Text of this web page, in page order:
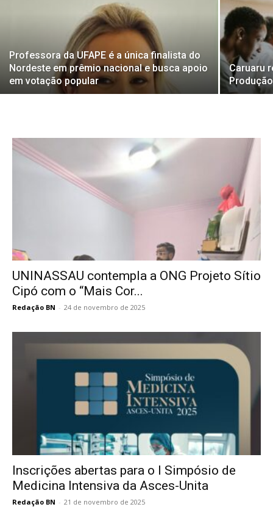
Professora da UFAPE é a única finalista do
Nordeste em prêmio nacional e busca apoio
em votação popular
Caruaru
UNINASSAU contempla a ONG Projeto Sítio
Cipó com o “Mais Cor...
Redação BN - 24 de novembro de 2025
Inscrições abertas para o I Simpósio de
Medicina Intensiva da Asces-Unita
Redação BN - 21 de novembro de 2025